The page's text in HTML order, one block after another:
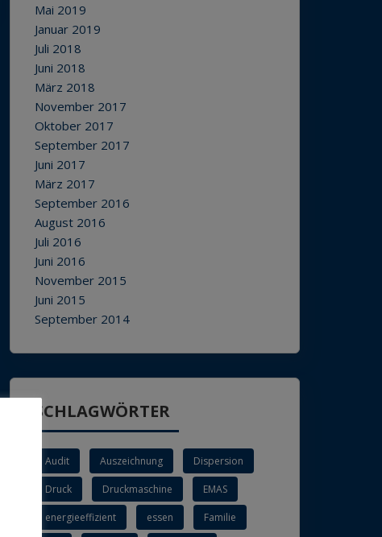
Mai 2019
Januar 2019
Juli 2018
Juni 2018
März 2018
November 2017
Oktober 2017
September 2017
Juni 2017
März 2017
September 2016
August 2016
Juli 2016
Juni 2016
November 2015
Juni 2015
September 2014
SCHLAGWÖRTER
Audit Auszeichnung Dispersion
Druck Druckmaschine EMAS
energieeffizient essen Familie